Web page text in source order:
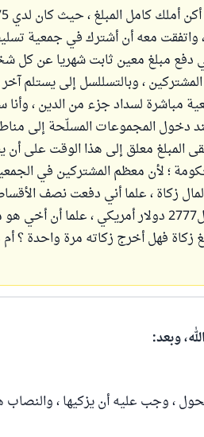
واتفقت معه أن أشترك في جمعية
مبلغ معين ثابت شهريا عن كل
، وبالتسللسل إلى
مباشرة لسداد جزء من الدين ،
الشهرية ، وفي عام 2014 وعند دخول المجموعات
المبلغ معلق إلى هذا الوقت على أن
؛ لأن معظم المشتركين في
زكاة ، علما أني دفعت نصف
3500000 دينار عراقي ، تقريبا ما يعدل2777 دولار أمريكي
زكاة فهل أخرج زكاته مرة واحدة
وبعد: